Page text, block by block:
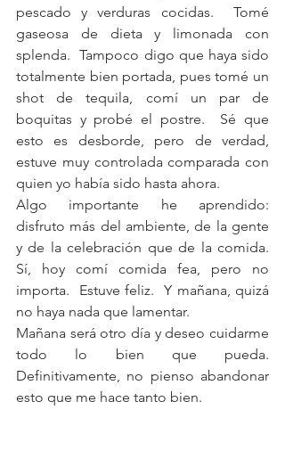
pescado y verduras cocidas.  Tomé
gaseosa de dieta y limonada con
splenda.  Tampoco digo que haya sido
totalmente bien portada, pues tomé un
shot de tequila, comí un par de
boquitas y probé el postre.  Sé que
esto es desborde, pero de verdad,
estuve muy controlada comparada con
quien yo había sido hasta ahora.
Algo importante he aprendido:
disfruto más del ambiente, de la gente
y de la celebración que de la comida.
Sí, hoy comí comida fea, pero no
importa.  Estuve feliz.  Y mañana, quizá
no haya nada que lamentar.
Mañana será otro día y deseo cuidarme
todo lo bien que pueda.
Definitivamente, no pienso abandonar
esto que me hace tanto bien.